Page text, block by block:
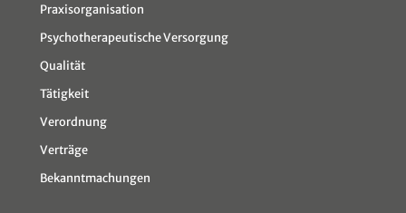
Praxisorganisation
Psychotherapeutische Versorgung
Qualität
Tätigkeit
Verordnung
Verträge
Bekanntmachungen